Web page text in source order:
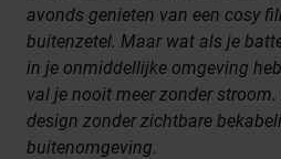
avonds genieten van een cosy
buitenzetel. Maar wat als je
in je onmiddellijke omgeving
val je nooit meer zonder
design zonder zichtbare
buitenomgeving.